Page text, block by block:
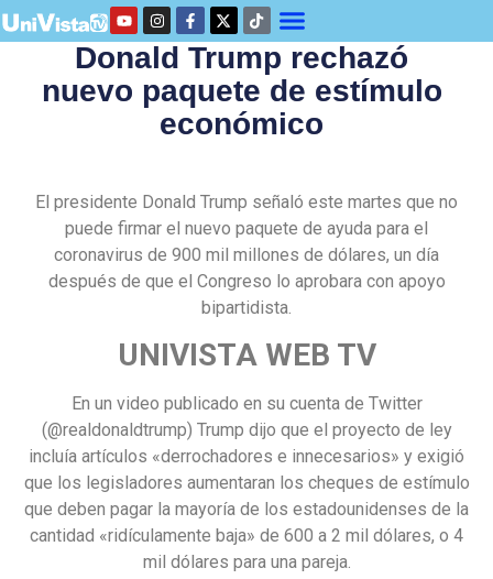
Donald Trump rechazó
nuevo paquete de estímulo
económico
El presidente Donald Trump señaló este martes que no
puede firmar el nuevo paquete de ayuda para el
coronavirus de 900 mil millones de dólares, un día
después de que el Congreso lo aprobara con apoyo
bipartidista.
UNIVISTA WEB TV
En un video publicado en su cuenta de Twitter
(@realdonaldtrump) Trump dijo que el proyecto de ley
incluía artículos «derrochadores e innecesarios» y exigió
que los legisladores aumentaran los cheques de estímulo
que deben pagar la mayoría de los estadounidenses de la
cantidad «ridículamente baja» de 600 a 2 mil dólares, o 4
mil dólares para una pareja.